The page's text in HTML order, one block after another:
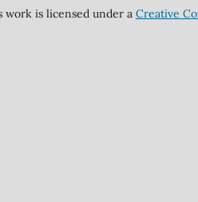
work is licensed under a Creative